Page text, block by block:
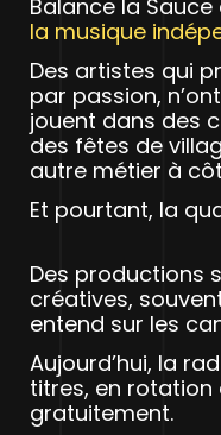
Balance la
la musique
Des artistes qui
par passion,
jouent dans des
des fêtes de
autre métier à
Et pourtant, la
Des productions
créatives,
entend sur les
Aujourd’hui, la
titres, en rotation
gratuitement.